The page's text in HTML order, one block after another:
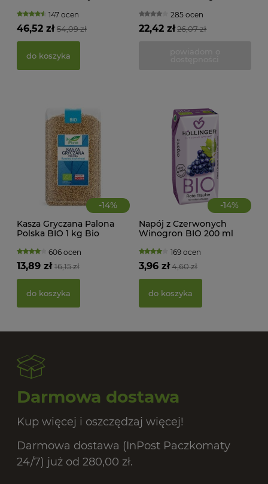
147 ocen
54,09 zł
46,52 zł
do koszyka
285 ocen
26,07 zł
22,42 zł
-14%
Kasza Gryczana Palona
Polska BIO 1 kg Bio
606 ocen
16,15 zł
13,89 zł
do koszyka
-14%
Napój z Czerwonych
Winogron BIO 200 ml
169 ocen
4,60 zł
3,96 zł
do koszyka
Darmowa dostawa
Kup więcej i oszczędzaj więcej!
Darmowa dostawa (InPost Paczkomaty
24/7) już od 280,00 zł.